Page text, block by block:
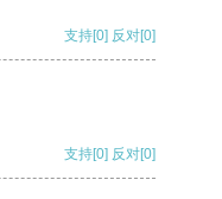
支持[0] 反对[0]
支持[0] 反对[0]